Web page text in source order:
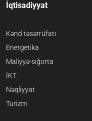
İqtisadiyyat
Kənd təsərrüfatı
Energetika
Maliyyə-sığorta
İKT
Nəqliyyat
Turizm